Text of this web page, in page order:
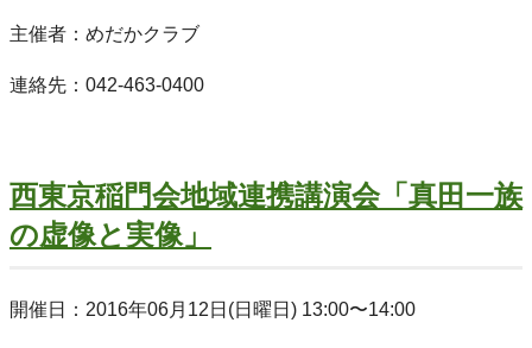
主催者：めだかクラブ
連絡先：042-463-0400
西東京稲門会地域連携講演会「真田一族
の虚像と実像」
開催日：2016年06月12日(日曜日) 13:00〜14:00